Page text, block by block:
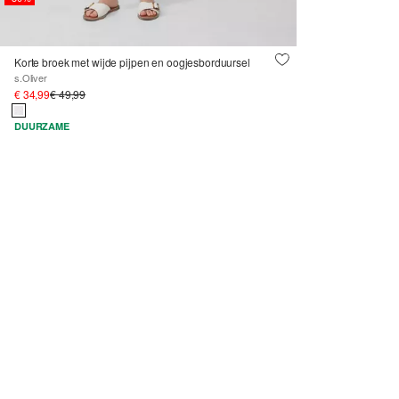
Korte broek met wijde pijpen en oogjesborduursel
s.Oliver
€ 34,99€ 49,99
DUURZAME